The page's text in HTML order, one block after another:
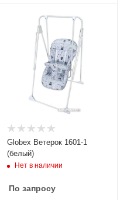
Globex Ветерок 1601-1
(белый)
Нет в наличии
По запросу